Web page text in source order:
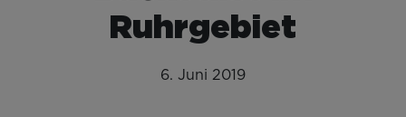
Ruhrgebiet
6. Juni 2019